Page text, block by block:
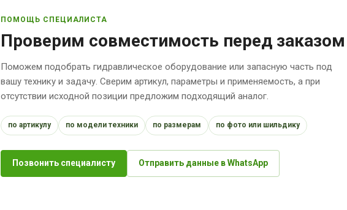
ПОМОЩЬ СПЕЦИАЛИСТА
Проверим совместимость перед заказом
Поможем подобрать гидравлическое оборудование или запасную часть под
вашу технику и задачу. Сверим артикул, параметры и применяемость, а при
отсутствии исходной позиции предложим подходящий аналог.
по артикулу по модели техники по размерам по фото или шильдику
Позвонить специалисту Отправить данные в WhatsApp